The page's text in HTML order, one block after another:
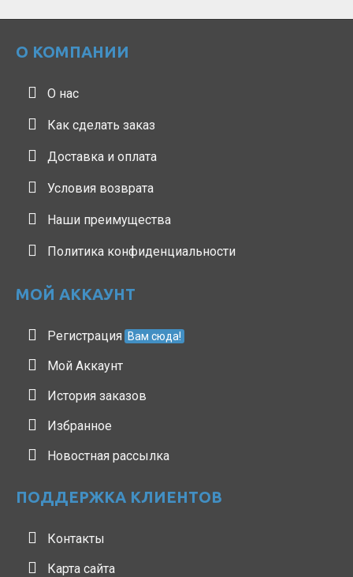
О КОМПАНИИ
О нас
Как сделать заказ
Доставка и оплата
Условия возврата
Наши преимущества
Политика конфиденциальности
МОЙ АККАУНТ
Регистрация Вам сюда!
Мой Аккаунт
История заказов
Избранное
Новостная рассылка
ПОДДЕРЖКА КЛИЕНТОВ
Контакты
Карта сайта